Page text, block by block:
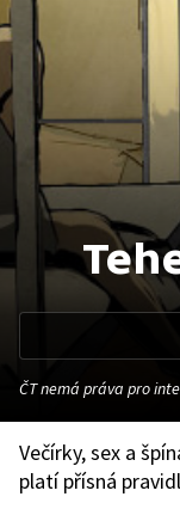
ČT nemá práva pro
Večírky, sex a
platí přísná